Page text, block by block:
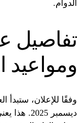
الدوام.
ومواعيد
ديسمبر